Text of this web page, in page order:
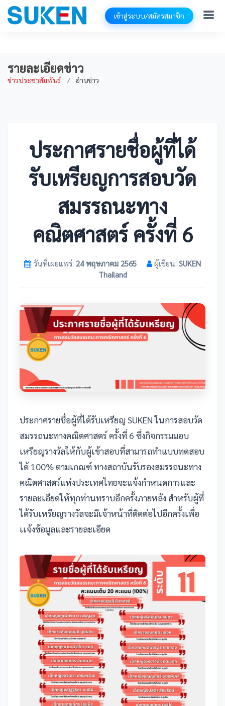
เข้าสู่ระบบ/สมัครสมาชิก
รายละเอียดข่าว
ข่าวประชาสัมพันธ์ อ่านข่าว
ประกาศรายชื่อผู้ที่ได้
รับเหรียญการสอบวัด
สมรรถนะทาง
คณิตศาสตร์ ครั้งที่ 6
วันที่เผยแพร่: 24 พฤษภาคม 2565 ผู้เขียน: SUKEN
Thailand
ประกาศรายชื่อผู้ที่ได้รับเหรียญ SUKEN ในการสอบวัด
สมรรถนะทางคณิตศาสตร์ ครั้งที่ 6 ซึ่งกิจกรรมมอบ
เหรียญรางวัลให้กับผู้เข้าสอบที่สามารถทำแบบทดสอบ
ได้ 100% ตามเกณฑ์ ทางสถาบันรับรองสมรรถนะทาง
คณิตศาสตร์แห่งประเทศไทยจะแจ้งกำหนดการและ
รายละเอียดให้ทุกท่านทราบอีกครั้งภายหลัง สำหรับผู้ที่
ได้รับเหรียญรางวัลจะมีเจ้าหน้าที่ติดต่อไปอีกครั้งเพื่อ
เเจ้งข้อมูลและรายละเอียด